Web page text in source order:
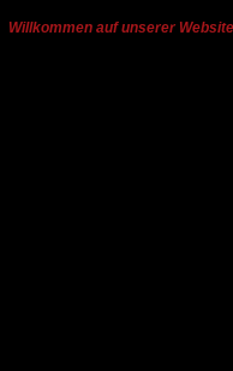
Willkommen auf unserer